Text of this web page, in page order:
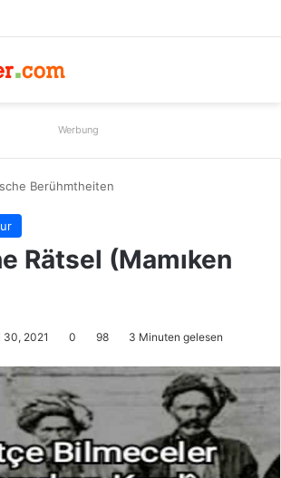
Werbung
Berühmtheiten
Rätsel (Mamıken
30, 2021 0 98 3 Minuten gelesen